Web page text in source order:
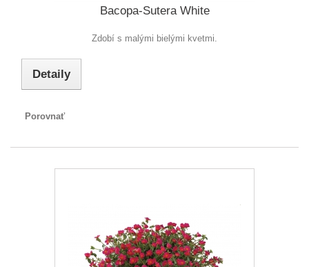
Bacopa-Sutera White
Zdobí s malými bielými kvetmi.
Detaily
Porovnať